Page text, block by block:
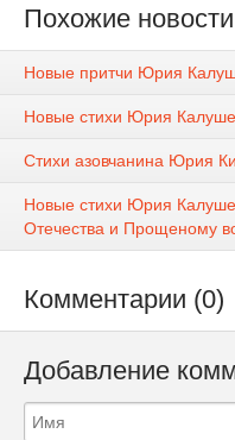
Похожие новости
Новые притчи Юрия
Новые стихи Юрия
Стихи азовчанина Юрия
Новые стихи Юрия
Отечества и Прощеному
Комментарии (0)
Добавление